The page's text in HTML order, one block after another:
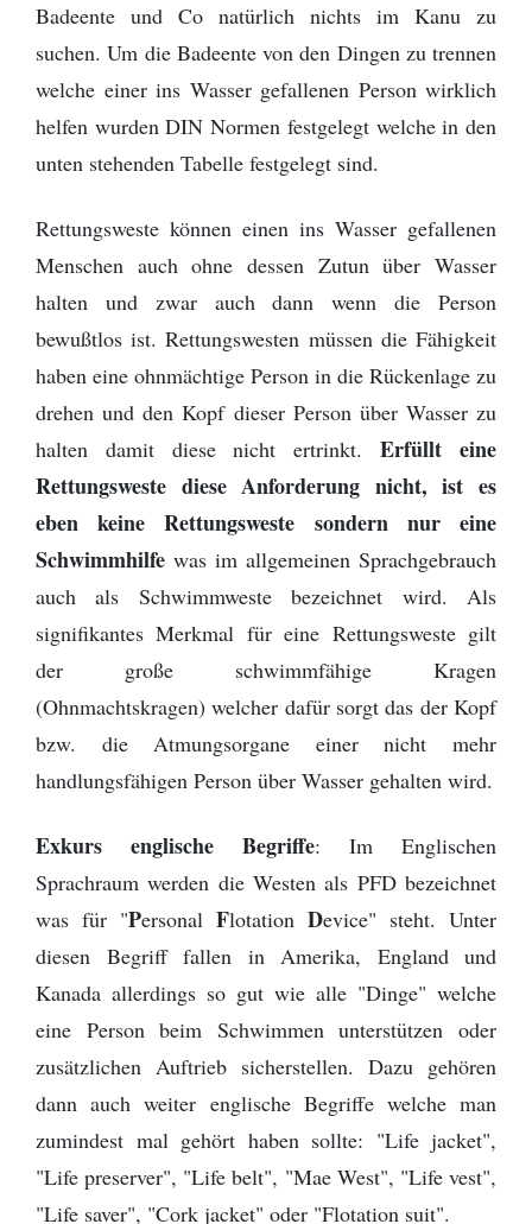
Badeente und Co natürlich nichts im Kanu zu
suchen. Um die Badeente von den Dingen zu trennen
welche einer ins Wasser gefallenen Person wirklich
helfen wurden DIN Normen festgelegt welche in den
unten stehenden Tabelle festgelegt sind.
Rettungsweste können einen ins Wasser gefallenen
Menschen auch ohne dessen Zutun über Wasser
halten und zwar auch dann wenn die Person
bewußtlos ist. Rettungswesten müssen die Fähigkeit
haben eine ohnmächtige Person in die Rückenlage zu
drehen und den Kopf dieser Person über Wasser zu
halten damit diese nicht ertrinkt.Erfüllt eine
Rettungsweste diese Anforderung nicht, ist es
eben keine Rettungsweste sondern nur eine
Schwimmhilfe was im allgemeinen Sprachgebrauch
auch als Schwimmweste bezeichnet wird. Als
signifikantes Merkmal für eine Rettungsweste gilt
der große schwimmfähige Kragen
(Ohnmachtskragen) welcher dafür sorgt das der Kopf
bzw. die Atmungsorgane einer nicht mehr
handlungsfähigen Person über Wasser gehalten wird.
Exkurs englische Begriffe: Im Englischen
Sprachraum werden die Westen als PFD bezeichnet
was für "Personal Flotation Device" steht. Unter
diesen Begriff fallen in Amerika, England und
Kanada allerdings so gut wie alle "Dinge" welche
eine Person beim Schwimmen unterstützen oder
zusätzlichen Auftrieb sicherstellen. Dazu gehören
dann auch weiter englische Begriffe welche man
zumindest mal gehört haben sollte: "Life jacket",
"Life preserver", "Life belt", "Mae West", "Life vest",
"Life saver", "Cork jacket" oder "Flotation suit".